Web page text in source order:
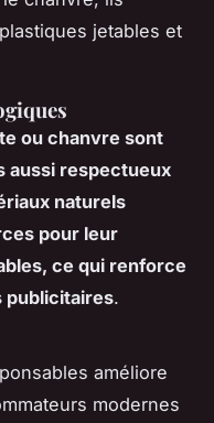
jetables et
ou chanvre sont
aussi respectueux
naturels
pour leur
ce qui renforce
publicitaires.
améliore
modernes